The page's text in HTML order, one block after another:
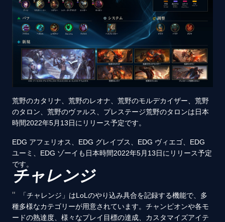
荒野のカタリナ、荒野のレオナ、荒野のモルデカイザー、荒野
のタロン、荒野のヴァルス、プレステージ荒野のタロンは日本
時間2022年5月13日にリリース予定です。
EDG アフェリオス、EDG グレイブス、EDG ヴィエゴ、EDG
ユーミ、EDG ゾーイも日本時間2022年5月13日にリリース予定
です。
チャレンジ
「チャレンジ」はLoLのやり込み具合を記録する機能で、多
種多様なカテゴリーが用意されています。チャンピオンや各モ
ードの熟達度、様々なプレイ目標の達成、カスタマイズアイテ